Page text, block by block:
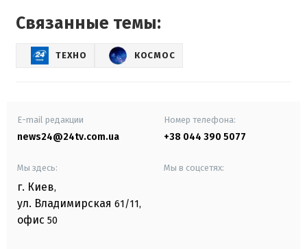
Связанные темы:
ТЕХНО КОСМОС
E-mail редакции
news24@24tv.com.ua
Номер телефона:
+38 044 390 5077
Мы здесь:
г. Киев,
ул. Владимирская 61/11,
офис 50
Мы в соцсетях: